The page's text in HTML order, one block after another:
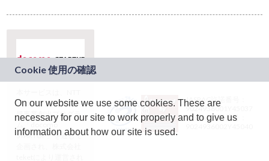
ドコモグループの新
規事業創出プログラ
ム「docomo
STARTUP」を通じて
JASRAC許諾番号：
9024936001Y45037
JASRAC許諾番号：
On our website we use some cookies. These are
necessary for our site to work properly and to give us
information about how our site is used.